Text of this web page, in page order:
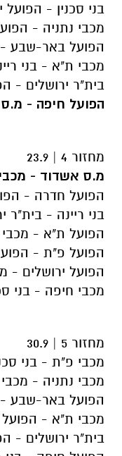
בני סכנין - הפועל
מכבי נתניה -
הפועל באר-שבע
מכבי ת"א - בני
בית"ר ירושלים -
הפועל חיפה -
מחזור 4 | 23.9
מ.ס אשדוד -
הפועל חדרה -
בני ריינה - בית"ר
הפועל ת"א -
הפועל פ"ת -
הפועל ירושלים -
מכבי חיפה - בני
מחזור 5 | 30.9
מכבי פ"ת - בני
מכבי נתניה -
הפועל באר-שבע -
מכבי ת"א -
בית"ר ירושלים -